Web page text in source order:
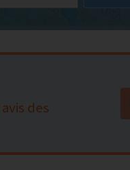
des